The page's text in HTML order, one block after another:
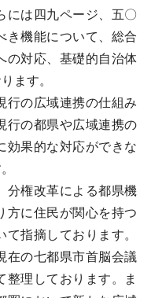
には四九ページ、五〇
き機能について、総合
の対応、基礎的自治体
ます。
の広域連携の仕組み
行の都県や広域連携の
効果的な対応ができな
権改革による都県機
方に住民が関心を持つ
指摘しております。
在の七都県市首脳会議
整理しております。ま